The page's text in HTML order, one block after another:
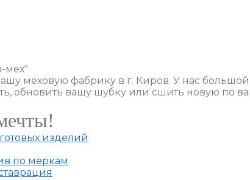
мех"
меховую фабрику в г. Киров. У нас
обновить вашу шубку или сшить новую по
изделий
по меркам